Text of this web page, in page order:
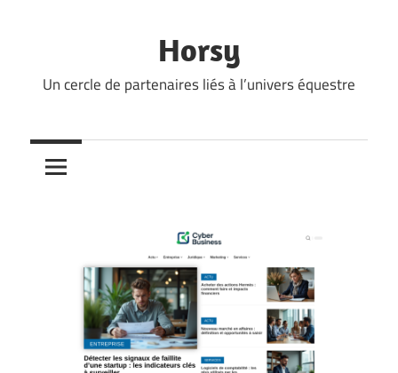
Horsy
Un cercle de partenaires liés à l’univers équestre